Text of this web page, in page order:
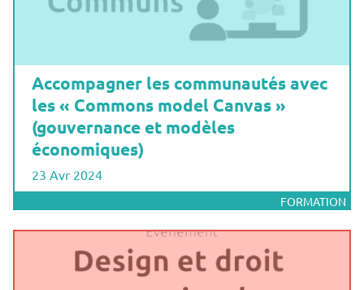
Accompagner les communautés avec
les « Commons model Canvas »
(gouvernance et modèles
économiques)
23 Avr 2024
FORMATION